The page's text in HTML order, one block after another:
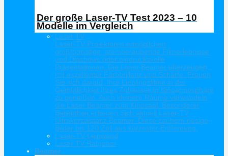
Der große Laser-TV Test 2023 – 10
Modelle im Vergleich
Laser TV
Laser-TV Projektoren ermöglichen
großformatige, atemberaubende Filmerlebnisse
und Diashows oder eindrucksvolle
Präsentationen. Die Laser Beamer überzeugen
mit exzellenter Farbbrillanz und Schärfe. Freuen
Sie sich darauf, Ihre Lieblingsfilme in der
Gemütlichkeit Ihres Zuhauses in Kinoatmosphäre
zu genießen. Auch kleinere Räume verwandeln
die Laser Beamer zum Kinosaal. Besonderer
Beliebtheit erfreuen Sich aktuell Laser-TV
Ultrakurzdistanz Beamer. Diese zaubern riesige
Bilder bis 120 Zoll aus kürzester Entfernung.
Laser-TV Leinwand
Laser TV Ratgeber
Beamer